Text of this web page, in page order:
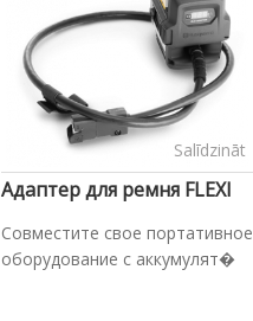
Salīdzināt
Адаптер для ремня FLEXI
Совместите свое портативное
оборудование с аккумулят�